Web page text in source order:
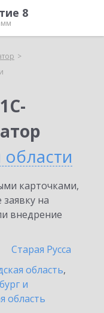
8
карточками,
на
внедрение
Старая Русса
область,
и
область